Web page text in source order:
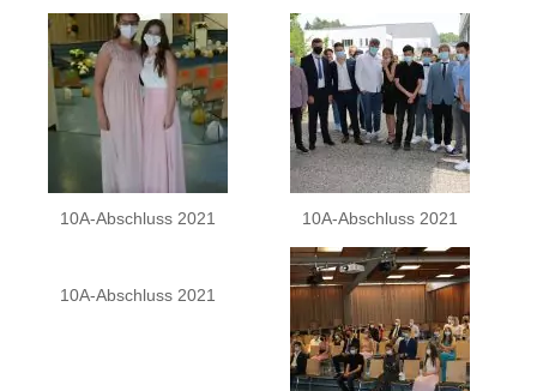
10A-Abschluss 2021 10A-Abschluss 2021
10A-Abschluss 2021